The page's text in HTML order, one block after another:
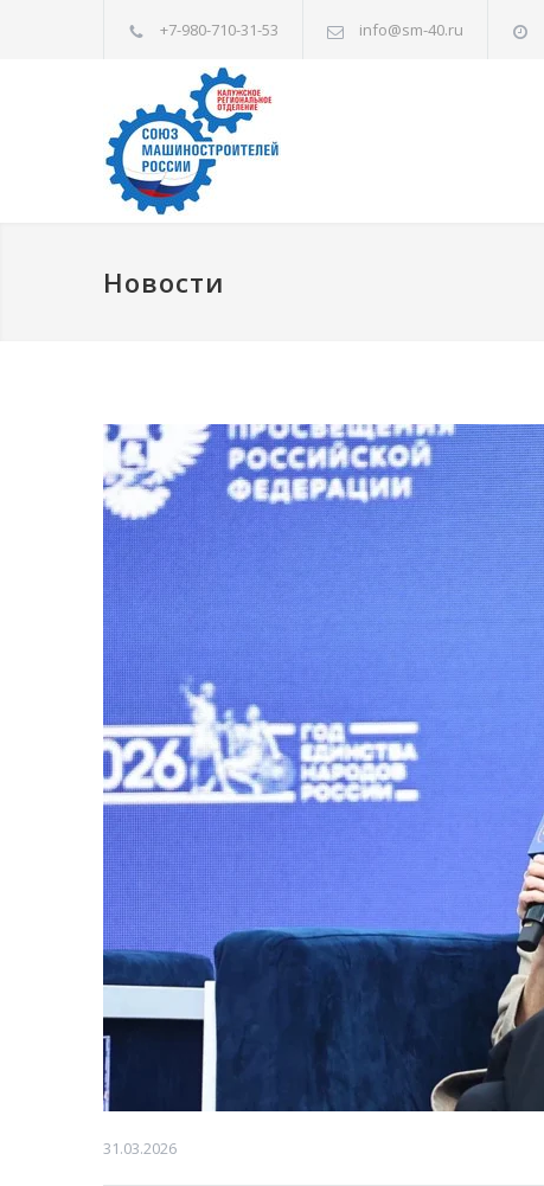
+7-980-710-31-53 info@sm-40.ru
Новости
31.03.2026